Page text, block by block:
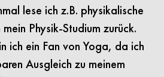
lese ich z.B. physikalische
Physik-Studium zurück.
ich ein Fan von Yoga, da ich
Ausgleich zu meinem